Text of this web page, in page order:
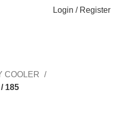
Login / Register
COOLER
185